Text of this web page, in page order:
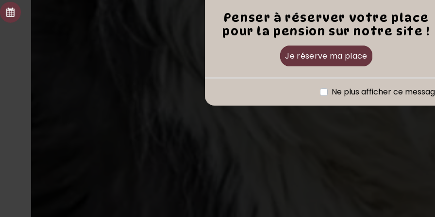
Penser à réserver votre place
pour la pension sur notre site !
Je réserve ma place
Ne plus afficher ce